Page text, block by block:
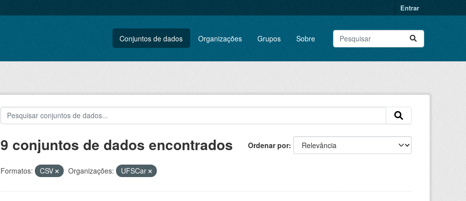
Entrar
Conjuntos de dados Organizações Grupos Sobre
Ordenar por
9 conjuntos de dados encontrados
Formatos: CSV Organizações: UFSCar